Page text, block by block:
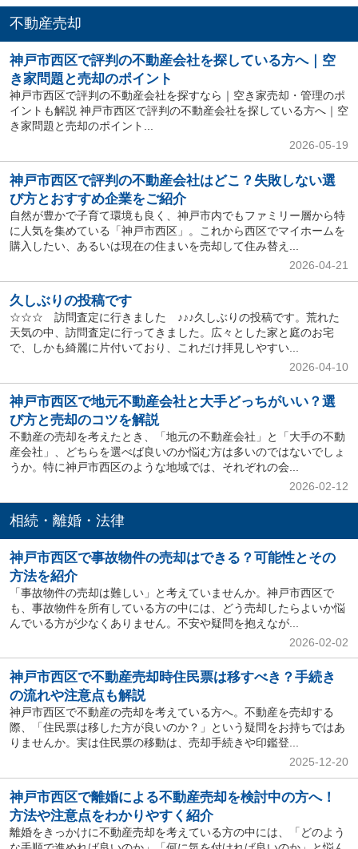
不動産売却
神戸市西区で評判の不動産会社を探している方へ｜空
き家問題と売却のポイント
神戸市西区で評判の不動産会社を探すなら｜空き家売却・管理のポ
イントも解説 神戸市西区で評判の不動産会社を探している方へ｜空
き家問題と売却のポイント...
2026-05-19
神戸市西区で評判の不動産会社はどこ？失敗しない選
び方とおすすめ企業をご紹介
自然が豊かで子育て環境も良く、神戸市内でもファミリー層から特
に人気を集めている「神戸市西区」。これから西区でマイホームを
購入したい、あるいは現在の住まいを売却して住み替え...
2026-04-21
久しぶりの投稿です
☆☆☆ 訪問査定に行きました ♪♪♪久しぶりの投稿です。荒れた
天気の中、訪問査定に行ってきました。広々とした家と庭のお宅
で、しかも綺麗に片付いており、これだけ拝見しやすい...
2026-04-10
神戸市西区で地元不動産会社と大手どっちがいい？選
び方と売却のコツを解説
不動産の売却を考えたとき、「地元の不動産会社」と「大手の不動
産会社」、どちらを選べば良いのか悩む方は多いのではないでしょ
うか。特に神戸市西区のような地域では、それぞれの会...
2026-02-12
相続・離婚・法律
神戸市西区で事故物件の売却はできる？可能性とその
方法を紹介
「事故物件の売却は難しい」と考えていませんか。神戸市西区で
も、事故物件を所有している方の中には、どう売却したらよいか悩
んでいる方が少なくありません。不安や疑問を抱えなが...
2026-02-02
神戸市西区で不動産売却時住民票は移すべき？手続き
の流れや注意点も解説
神戸市西区で不動産の売却を考えている方へ。不動産を売却する
際、「住民票は移した方が良いのか？」という疑問をお持ちではあ
りませんか。実は住民票の移動は、売却手続きや印鑑登...
2025-12-20
神戸市西区で離婚による不動産売却を検討中の方へ！
方法や注意点をわかりやすく紹介
離婚をきっかけに不動産売却を考えている方の中には、「どのよう